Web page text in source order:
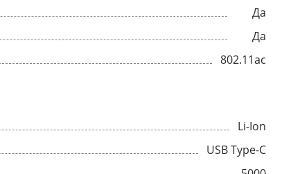
Да
Да
802.11ac
Li-Ion
USB Type-C